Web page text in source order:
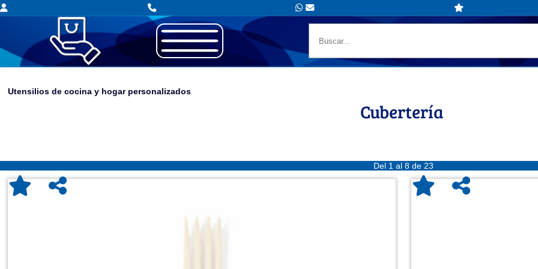
Utensilios de cocina y hogar personalizados
Cubertería
Del 1 al 8 de 23